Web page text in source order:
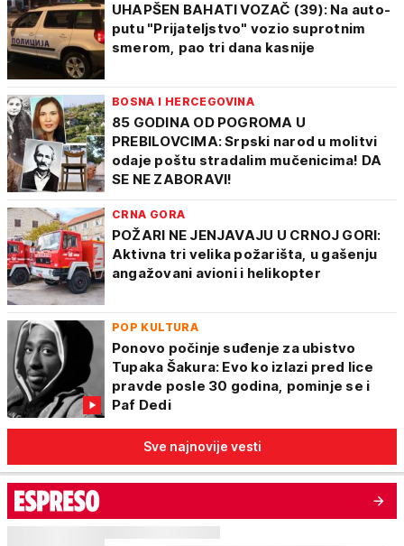
UHAPŠEN BAHATI VOZAČ (39): Na auto-
putu "Prijateljstvo" vozio suprotnim
smerom, pao tri dana kasnije
BOSNA I HERCEGOVINA
85 GODINA OD POGROMA U
PREBILOVCIMA: Srpski narod u molitvi
odaje poštu stradalim mučenicima! DA
SE NE ZABORAVI!
CRNA GORA
POŽARI NE JENJAVAJU U CRNOJ GORI:
Aktivna tri velika požarišta, u gašenju
angažovani avioni i helikopter
POP KULTURA
Ponovo počinje suđenje za ubistvo
Tupaka Šakura: Evo ko izlazi pred lice
pravde posle 30 godina, pominje se i
Paf Dedi
Sve najnovije vesti